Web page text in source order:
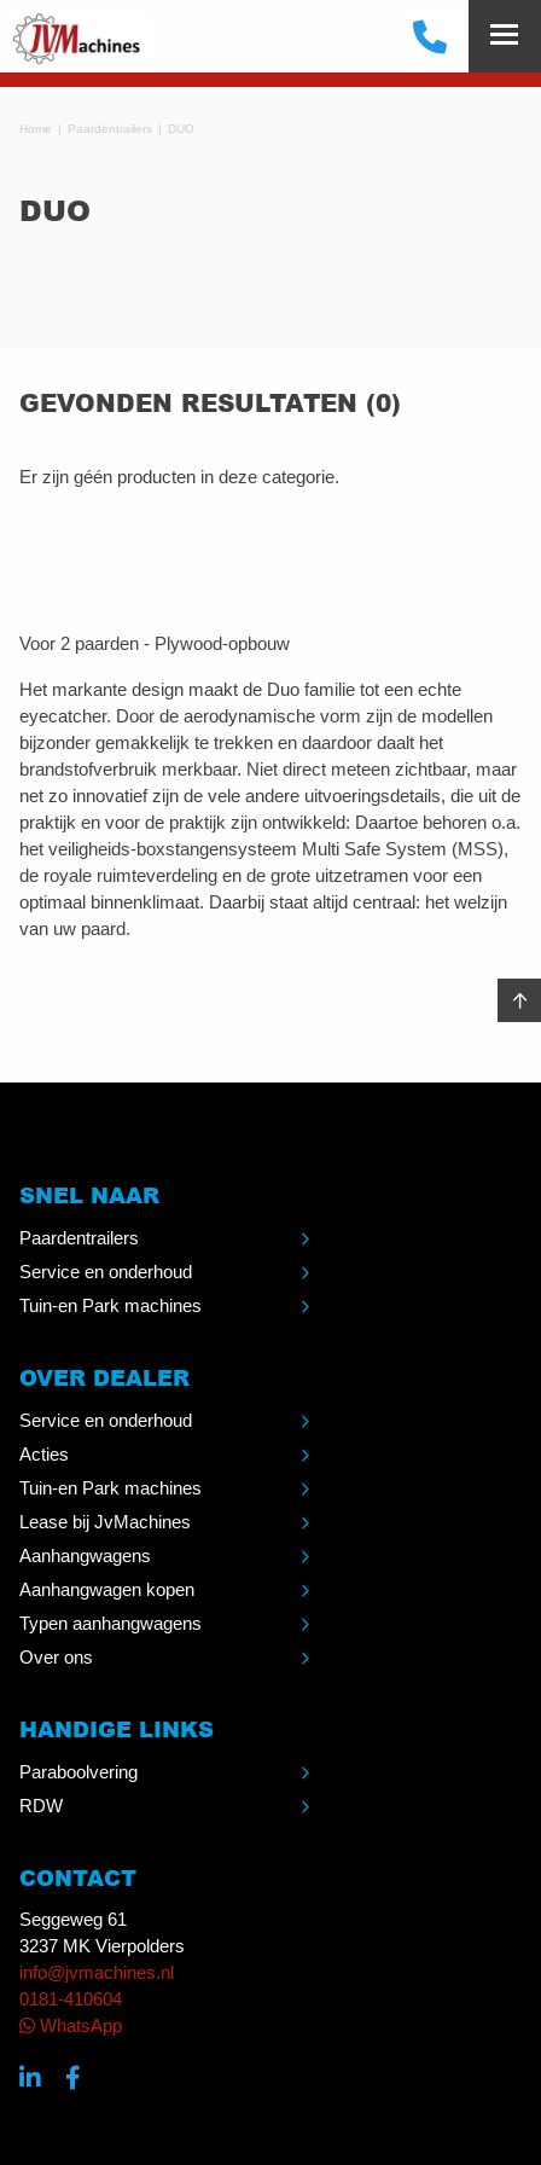
Home Paardentrailers DUO
DUO
GEVONDEN RESULTATEN (0)
Er zijn géén producten in deze categorie.
Voor 2 paarden - Plywood-opbouw
Het markante design maakt de Duo familie tot een echte
eyecatcher. Door de aerodynamische vorm zijn de modellen
bijzonder gemakkelijk te trekken en daardoor daalt het
brandstofverbruik merkbaar. Niet direct meteen zichtbaar, maar
net zo innovatief zijn de vele andere uitvoeringsdetails, die uit de
praktijk en voor de praktijk zijn ontwikkeld: Daartoe behoren o.a.
het veiligheids-boxstangensysteem Multi Safe System (MSS),
de royale ruimteverdeling en de grote uitzetramen voor een
optimaal binnenklimaat. Daarbij staat altijd centraal: het welzijn
van uw paard.
SNEL NAAR
Paardentrailers
Service en onderhoud
Tuin-en Park machines
OVER DEALER
Service en onderhoud
Acties
Tuin-en Park machines
Lease bij JvMachines
Aanhangwagens
Aanhangwagen kopen
Typen aanhangwagens
Over ons
HANDIGE LINKS
Paraboolvering
RDW
CONTACT
Seggeweg 61
3237 MK Vierpolders
info@jvmachines.nl
0181-410604
WhatsApp